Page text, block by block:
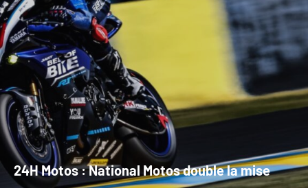
24H Motos : National Motos double la mise